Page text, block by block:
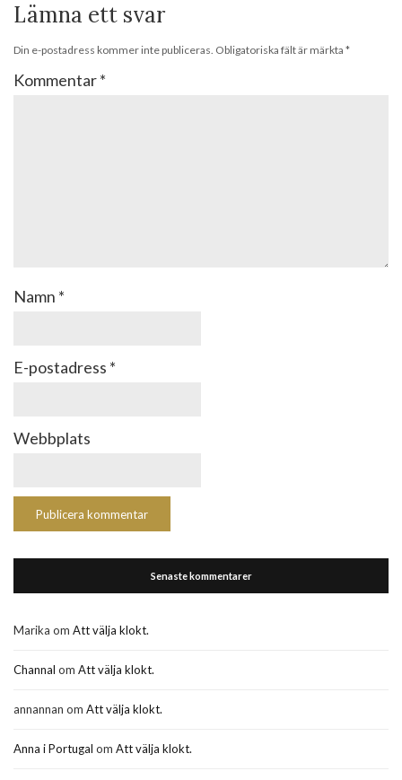
Lämna ett svar
Din e-postadress kommer inte publiceras. Obligatoriska fält är märkta *
Kommentar*
Namn *
E-postadress *
Webbplats
Senaste kommentarer
Marika om Att välja klokt.
Channal om Att välja klokt.
annannan om Att välja klokt.
Anna i Portugal om Att välja klokt.